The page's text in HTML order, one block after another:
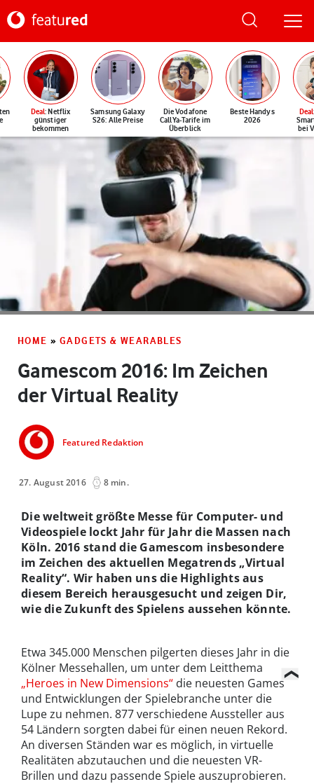
Deal: Netflix
günstiger
bekommen
Samsung Galaxy
S26: Alle Preise
Die Vodafone
CallYa-Tarife im
Überblick
Beste Handys
2026
Deal
bei
HOME » GADGETS & WEARABLES
Gamescom 2016: Im Zeichen
der Virtual Reality
Featured Redaktion
27. August 2016 8 min.
Die weltweit größte Messe für Computer- und
Videospiele lockt Jahr für Jahr die Massen nach
Köln. 2016 stand die Gamescom insbesondere
im Zeichen des aktuellen Megatrends „Virtual
Reality“. Wir haben uns die Highlights aus
diesem Bereich herausgesucht und zeigen Dir,
wie die Zukunft des Spielens aussehen könnte.
Etwa 345.000 Menschen pilgerten dieses Jahr in die
Kölner Messehallen, um unter dem Leitthema
„Heroes in New Dimensions“ die neuesten Games
und Entwicklungen der Spielebranche unter die
Lupe zu nehmen. 877 verschiedene Aussteller aus
54 Ländern sorgten dabei für einen neuen Rekord.
An diversen Ständen war es möglich, in virtuelle
Realitäten abzutauchen und die neuesten VR-
Brillen und dazu passende Spiele auszuprobieren.